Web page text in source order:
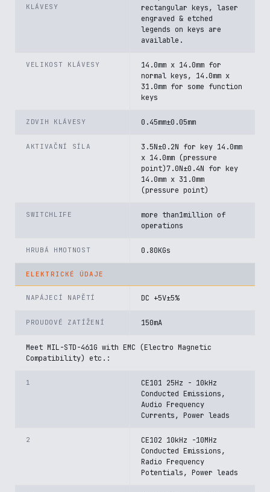
KLÁVESY
rectangular keys, laser
engraved & etched
legends on keys are
available.
VELIKOST KLÁVESY
14.0mm x 14.0mm for
normal keys, 14.0mm x
31.0mm for some function
keys
ZDVIH KLÁVESY 0.45mm±0.05mm
AKTIVAČNÍ SÍLA
3.5N±0.2N for key 14.0mm
x 14.0mm (pressure
point)7.0N±0.4N for key
14.0mm x 31.0mm
(pressure point)
SWITCHLIFE
more than1million of
operations
HRUBÁ HMOTNOST 0.80KGs
ELEKTRICKÉ ÚDAJE
NAPÁJECÍ NAPĚTÍ DC +5V±5%
PROUDOVÉ ZATÍŽENÍ 150mA
Meet MIL-STD-461G with EMC (Electro Magnetic
Compatibility) etc.:
1
CE101 25Hz - 10kHz
Conducted Emissions,
Audio Frequency
Currents, Power leads
2
CE102 10kHz -10MHz
Conducted Emissions,
Radio Frequency
Potentials, Power leads